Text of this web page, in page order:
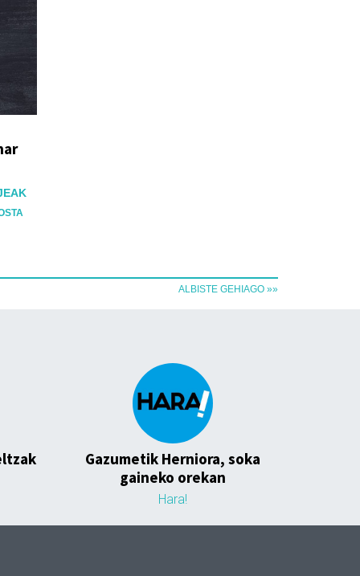
ALBISTE GEHIAGO »»
Gazumetik Herniora, soka
gaineko orekan
Hara!